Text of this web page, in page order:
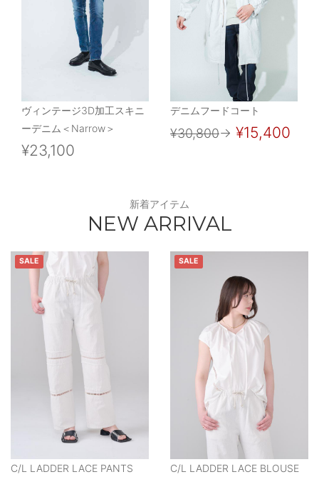
ヴィンテージ3D加工スキニ
ーデニム＜Narrow＞
¥23,100
デニムフードコート
¥30,800→ ¥15,400
新着アイテム
NEW ARRIVAL
SALE
C/L LADDER LACE PANTS
SALE
C/L LADDER LACE BLOUSE